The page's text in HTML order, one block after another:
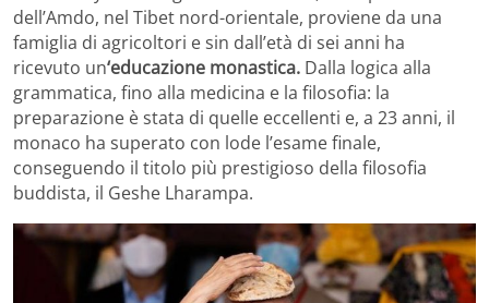
dell’Amdo, nel Tibet nord-orientale, proviene da una
famiglia di agricoltori e sin dall’età di sei anni ha
ricevuto un‘educazione monastica. Dalla logica alla
grammatica, fino alla medicina e la filosofia: la
preparazione è stata di quelle eccellenti e, a 23 anni, il
monaco ha superato con lode l’esame finale,
conseguendo il titolo più prestigioso della filosofia
buddista, il Geshe Lharampa.